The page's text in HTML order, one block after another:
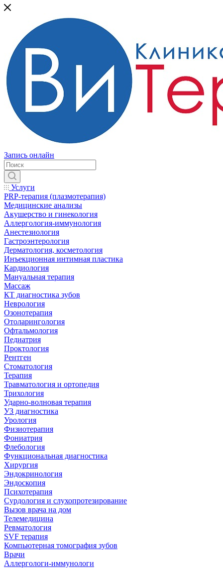
Запись онлайн
Услуги
PRP-терапия (плазмотерапия)
Медицинские анализы
Акушерство и гинекология
Аллергология-иммунология
Анестезиология
Гастроэнтерология
Дерматология, косметология
Инъекционная интимная пластика
Кардиология
Мануальная терапия
Массаж
КТ диагностика зубов
Неврология
Озонотерапия
Отоларингология
Офтальмология
Педиатрия
Проктология
Рентген
Стоматология
Терапия
Травматология и ортопедия
Трихология
Ударно-волновая терапия
УЗ диагностика
Урология
Физиотерапия
Фониатрия
Флебология
Функциональная диагностика
Хирургия
Эндокринология
Эндоскопия
Психотерапия
Сурдология и слухопротезирование
Вызов врача на дом
Телемедицина
Ревматология
SVF терапия
Компьютерная томография зубов
Врачи
Аллергологи-иммунологи